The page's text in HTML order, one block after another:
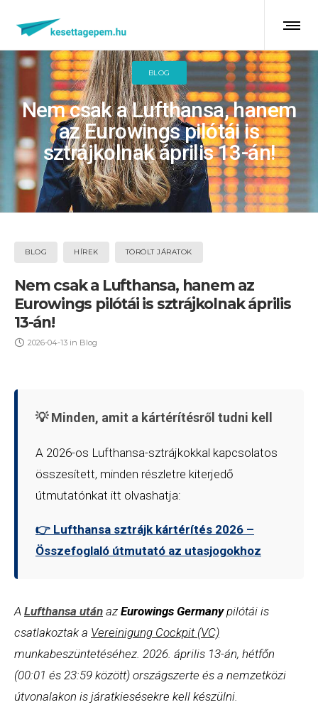
BLOG
Nem csak a Lufthansa, hanem
az Eurowings pilótái is
sztrájkolnak április 13-án!
BLOG HÍREK TÖRÖLT JÁRATOK
Nem csak a Lufthansa, hanem az
Eurowings pilótái is sztrájkolnak április
13-án!
2026-04-13 in Blog
💡 Minden, amit a kártérítésről tudni kell
A 2026-os Lufthansa-sztrájkokkal kapcsolatos
összesített, minden részletre kiterjedő
útmutatónkat itt olvashatja:
👉 Lufthansa sztrájk kártérítés 2026 –
Összefoglaló útmutató az utasjogokhoz
A Lufthansa után az Eurowings Germanypilótái is
csatlakoztak a Vereinigung Cockpit (VC)
munkabeszüntetéséhez. 2026. április 13-án, hétfőn
(00:01 és 23:59 között) országszerte és a nemzetközi
útvonalakon is járatkiesésekre kell készülni.